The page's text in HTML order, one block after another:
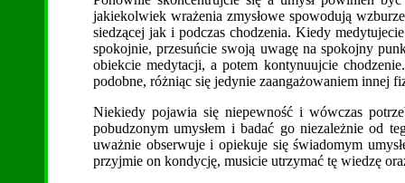
jakiekolwiek wrażenia zmysłowe spowodują
siedzącej jak i podczas chodzenia. Kiedy
spokojnie, przesuńcie swoją uwagę na spokojny
obiekcie medytacji, a potem kontynuujcie
podobne, różniąc się jedynie zaangażowaniem innej
Niekiedy pojawia się niepewność i wówczas
pobudzonym umysłem i badać go niezależnie od
uważnie obserwuje i opiekuje się świadomym
przyjmie on kondycję, musicie utrzymać tę wiedzę